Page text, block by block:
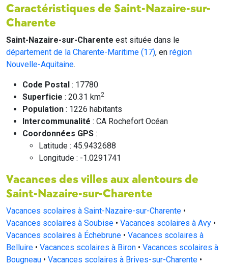
Caractéristiques de Saint-Nazaire-sur-
Charente
Saint-Nazaire-sur-Charente est située dans le
département de la Charente-Maritime (17), en région
Nouvelle-Aquitaine.
Code Postal : 17780
Superficie : 20.31 km2
Population : 1226 habitants
Intercommunalité : CA Rochefort Océan
Coordonnées GPS :
Latitude : 45.9432688
Longitude : -1.0291741
Vacances des villes aux alentours de
Saint-Nazaire-sur-Charente
Vacances scolaires à Saint-Nazaire-sur-Charente •
Vacances scolaires à Soubise • Vacances scolaires à Avy •
Vacances scolaires à Échebrune • Vacances scolaires à
Belluire • Vacances scolaires à Biron • Vacances scolaires à
Bougneau • Vacances scolaires à Brives-sur-Charente •